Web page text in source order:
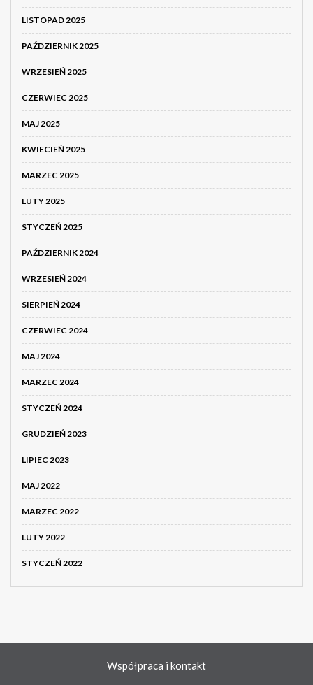
LISTOPAD 2025
PAŹDZIERNIK 2025
WRZESIEŃ 2025
CZERWIEC 2025
MAJ 2025
KWIECIEŃ 2025
MARZEC 2025
LUTY 2025
STYCZEŃ 2025
PAŹDZIERNIK 2024
WRZESIEŃ 2024
SIERPIEŃ 2024
CZERWIEC 2024
MAJ 2024
MARZEC 2024
STYCZEŃ 2024
GRUDZIEŃ 2023
LIPIEC 2023
MAJ 2022
MARZEC 2022
LUTY 2022
STYCZEŃ 2022
Współpraca i kontakt